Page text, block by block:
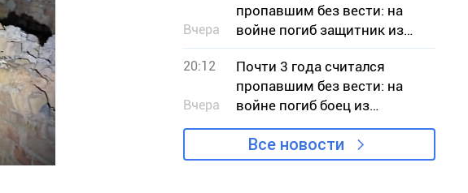
Вчера
пропавшим без вести: на
войне погиб защитник из
Криворожья Илья Сердюк
20:12
Вчера
Почти 3 года считался
пропавшим без вести: на
войне погиб боец из
Кривого Рога Вячеслав
Чучмай
Все новости